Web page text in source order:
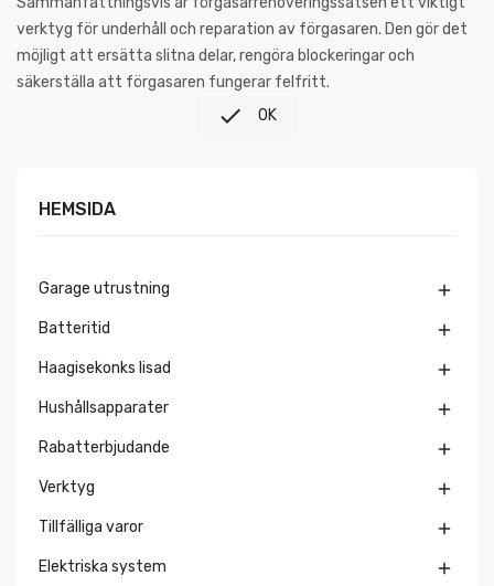
verktyg för underhåll och reparation av förgasaren. Den gör det
möjligt att ersätta slitna delar, rengöra blockeringar och
säkerställa att förgasaren fungerar felfritt.
 OK
HEMSIDA
Garage utrustning 
Batteritid 
Haagisekonks lisad 
Hushållsapparater 
Rabatterbjudande 
Verktyg 
Tillfälliga varor 
Elektriska system 